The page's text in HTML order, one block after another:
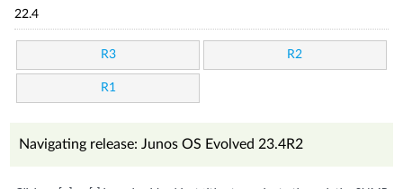
22.4
R3 R2
R1
Navigating release: Junos OS Evolved 23.4R2